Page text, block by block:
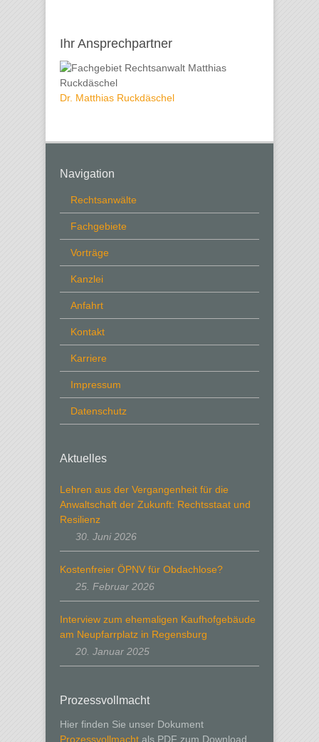
Ihr Ansprechpartner
Dr. Matthias Ruckdäschel
Navigation
Rechtsanwälte
Fachgebiete
Vorträge
Kanzlei
Anfahrt
Kontakt
Karriere
Impressum
Datenschutz
Aktuelles
Lehren aus der Vergangenheit für die
Anwaltschaft der Zukunft: Rechtsstaat und
Resilienz
30. Juni 2026
Kostenfreier ÖPNV für Obdachlose?
25. Februar 2026
Interview zum ehemaligen Kaufhofgebäude
am Neupfarrplatz in Regensburg
20. Januar 2025
Prozessvollmacht
Hier finden Sie unser Dokument
Prozessvollmacht als PDF zum Download.